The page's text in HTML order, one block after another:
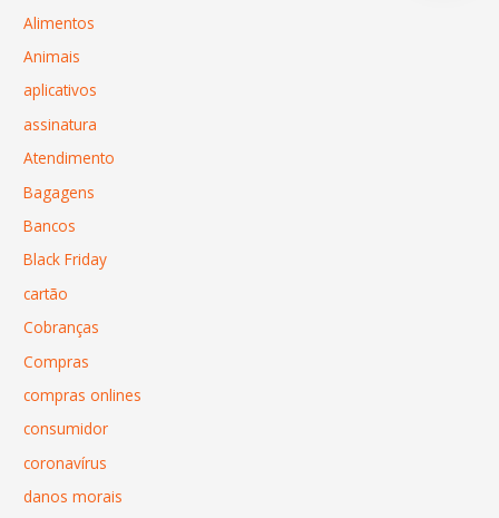
Alimentos
Animais
aplicativos
assinatura
Atendimento
Bagagens
Bancos
Black Friday
cartão
Cobranças
Compras
compras onlines
consumidor
coronavírus
danos morais